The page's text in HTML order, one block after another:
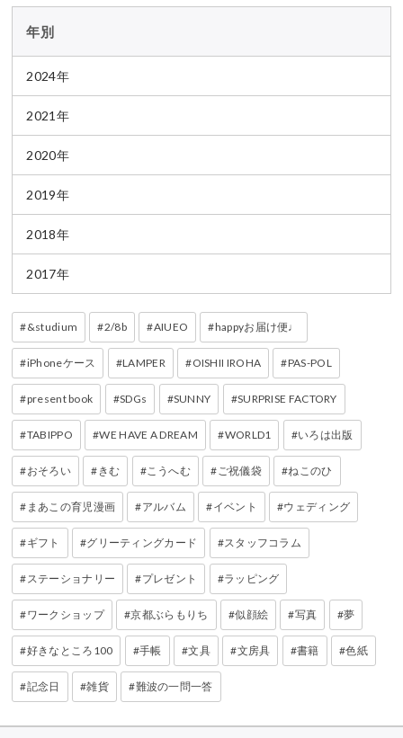
年別
2024年
2021年
2020年
2019年
2018年
2017年
&studium 2/8b AIUEO happyお届け便♩
iPhoneケース LAMPER OISHII IROHA PAS-POL
present book SDGs SUNNY SURPRISE FACTORY
TABIPPO WE HAVE A DREAM WORLD1 いろは出版
おそろい きむ こうへむ ご祝儀袋 ねこのひ
まあこの育児漫画 アルバム イベント ウェディング
ギフト グリーティングカード スタッフコラム
ステーショナリー プレゼント ラッピング
ワークショップ 京都ぶらもりち 似顔絵 写真 夢
好きなところ100 手帳 文具 文房具 書籍 色紙
記念日 雑貨 難波の一問一答